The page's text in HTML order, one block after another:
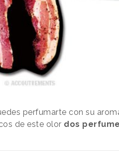
perfumarte con su
de este olor dos